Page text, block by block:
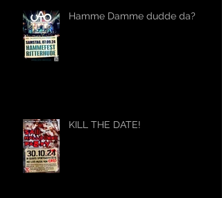
Hamme Damme dudde da?
KILL THE DATE!